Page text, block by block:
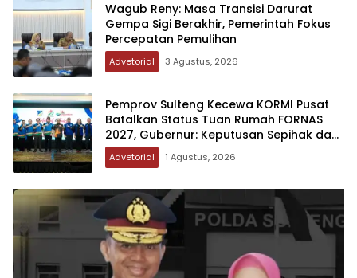
Wagub Reny: Masa Transisi Darurat
Gempa Sigi Berakhir, Pemerintah Fokus
Percepatan Pemulihan
Advetorial 3 Agustus, 2026
Pemprov Sulteng Kecewa KORMI Pusat
Batalkan Status Tuan Rumah FORNAS
2027, Gubernur: Keputusan Sepihak dan
Tanpa Koordinasi
Advetorial 1 Agustus, 2026